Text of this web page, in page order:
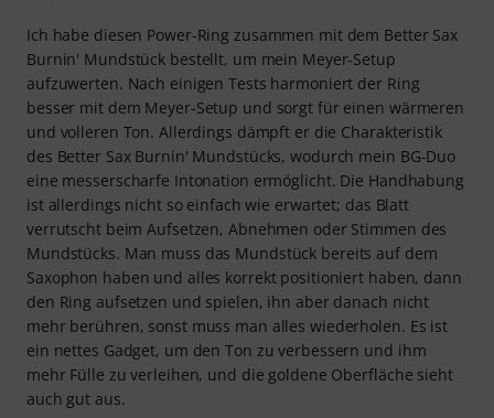
Ich habe diesen Power-Ring zusammen mit dem Better Sax
Burnin' Mundstück bestellt, um mein Meyer-Setup
aufzuwerten. Nach einigen Tests harmoniert der Ring
besser mit dem Meyer-Setup und sorgt für einen wärmeren
und volleren Ton. Allerdings dämpft er die Charakteristik
des Better Sax Burnin' Mundstücks, wodurch mein BG-Duo
eine messerscharfe Intonation ermöglicht. Die Handhabung
ist allerdings nicht so einfach wie erwartet; das Blatt
verrutscht beim Aufsetzen, Abnehmen oder Stimmen des
Mundstücks. Man muss das Mundstück bereits auf dem
Saxophon haben und alles korrekt positioniert haben, dann
den Ring aufsetzen und spielen, ihn aber danach nicht
mehr berühren, sonst muss man alles wiederholen. Es ist
ein nettes Gadget, um den Ton zu verbessern und ihm
mehr Fülle zu verleihen, und die goldene Oberfläche sieht
auch gut aus.